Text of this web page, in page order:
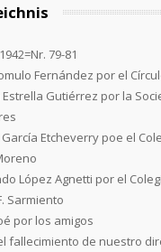
79-81
Fernández por el
Estrella Gutiérrez por la
Etcheverry poe el
López Agnetti por el
Sarmiento
por los amigos
fallecimiento de nuestro